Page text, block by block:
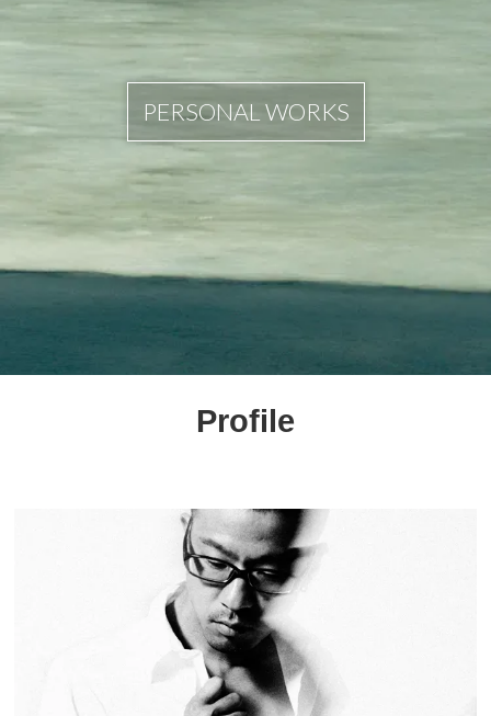
PERSONAL WORKS
Profile